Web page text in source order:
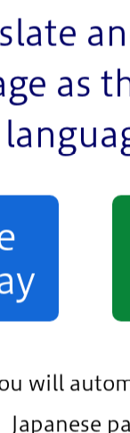
as
will
Japanese